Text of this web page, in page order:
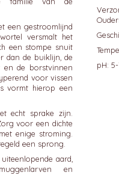
een gestroomlijnd
versmalt het
een stompe snuit
dan de buiklijn, de
en de borstvinnen
voor vissen
vormt hierop een
echt sprake zijn.
voor een dichte
enige stroming.
een sprong.
aard,
muggenlarven en
pH: